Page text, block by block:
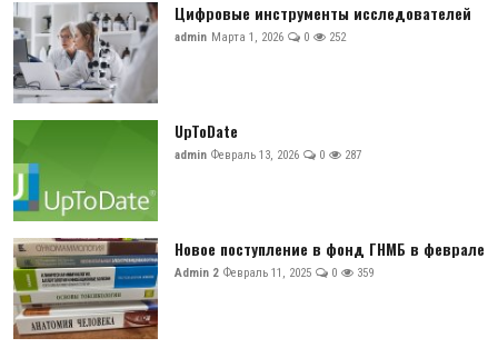
Цифровые инструменты исследователей
admin Марта 1, 2026 0 252
UpToDate
admin Февраль 13, 2026 0 287
Новое поступление в фонд ГНМБ в феврале
Admin 2 Февраль 11, 2025 0 359